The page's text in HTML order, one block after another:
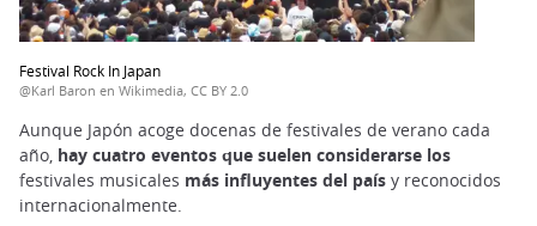
Festival Rock In Japan
@Karl Baron en Wikimedia, CC BY 2.0
Aunque Japón acoge docenas de festivales de verano cada
año, hay cuatro eventos que suelen considerarse los
festivales musicales más influyentes del país y reconocidos
internacionalmente.